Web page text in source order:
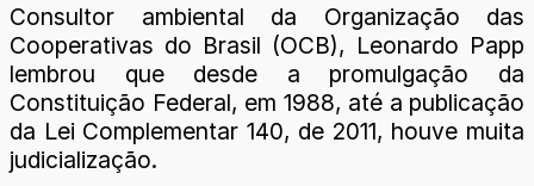
Consultor ambiental da Organização das
Cooperativas do Brasil (OCB), Leonardo Papp
lembrou que desde a promulgação da
Constituição Federal, em 1988, até a publicação
da Lei Complementar 140, de 2011, houve muita
judicialização.